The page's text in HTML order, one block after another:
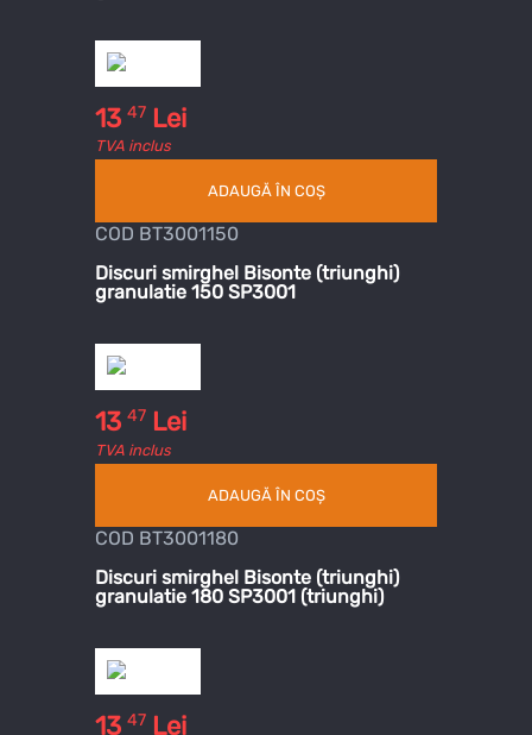
13 47 Lei
TVA inclus
ADAUGĂ ÎN COȘ
COD BT3001150
Discuri smirghel Bisonte (triunghi)
granulatie 150 SP3001
13 47 Lei
TVA inclus
ADAUGĂ ÎN COȘ
COD BT3001180
Discuri smirghel Bisonte (triunghi)
granulatie 180 SP3001 (triunghi)
13 47 Lei